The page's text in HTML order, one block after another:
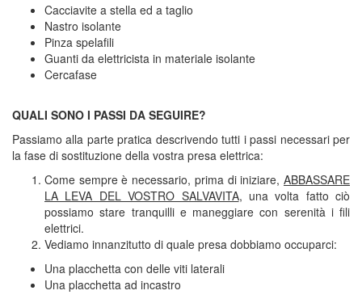
Cacciavite a stella ed a taglio
Nastro isolante
Pinza spelafili
Guanti da elettricista in materiale isolante
Cercafase
QUALI SONO I PASSI DA SEGUIRE?
Passiamo alla parte pratica descrivendo tutti i passi necessari per
la fase di sostituzione della vostra presa elettrica:
Come sempre è necessario, prima di iniziare, ABBASSARE
LA LEVA DEL VOSTRO SALVAVITA, una volta fatto ciò
possiamo stare tranquilli e maneggiare con serenità i fili
elettrici.
Vediamo innanzitutto di quale presa dobbiamo occuparci:
Una placchetta con delle viti laterali
Una placchetta ad incastro